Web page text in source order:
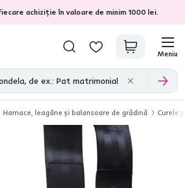
achiziție în valoare de minim 1000 lei.
31.211 recenzii de produs verificate
Meniu
Hamace, leagăne şi balansoare de grădină Curele